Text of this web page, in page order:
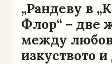
„Рандеву в
Флор“ – две
между
изкуството